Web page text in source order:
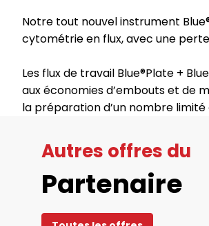
Notre tout nouvel instrument
cytométrie en flux, avec une
Les flux de travail Blue®Plate +
aux économies d’embouts et de
la préparation d’un nombre limité
Autres offres du
Partenaire